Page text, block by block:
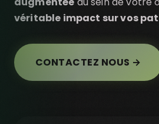
véritable impact sur vos
CONTACTEZ NOUS →